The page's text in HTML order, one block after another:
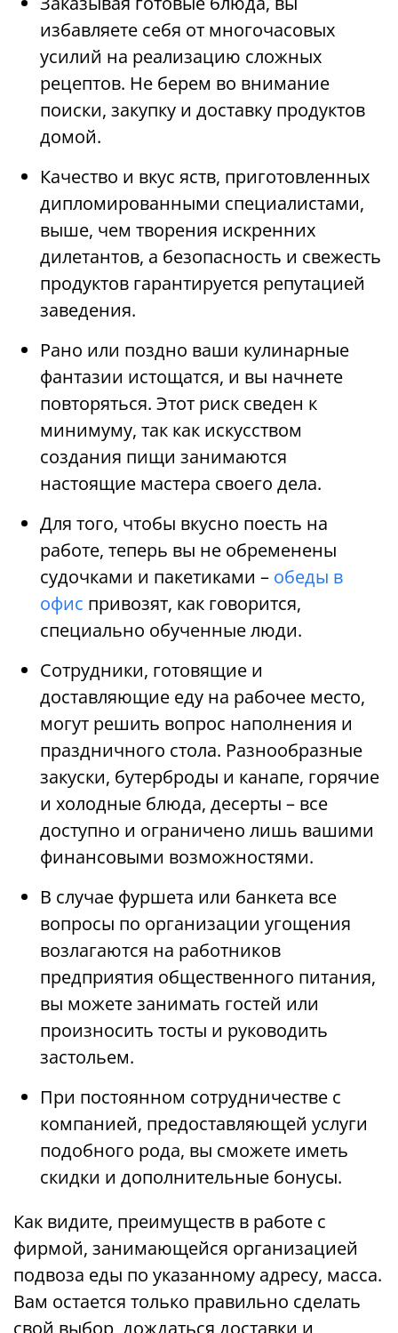
избавляете себя от многочасовых
усилий на реализацию сложных
рецептов. Не берем во внимание
поиски, закупку и доставку продуктов
домой.
Качество и вкус яств, приготовленных
дипломированными специалистами,
выше, чем творения искренних
дилетантов, а безопасность и свежесть
продуктов гарантируется репутацией
заведения.
Рано или поздно ваши кулинарные
фантазии истощатся, и вы начнете
повторяться. Этот риск сведен к
минимуму, так как искусством
создания пищи занимаются
настоящие мастера своего дела.
Для того, чтобы вкусно поесть на
работе, теперь вы не обременены
судочками и пакетиками – обеды в
офис привозят, как говорится,
специально обученные люди.
Сотрудники, готовящие и
доставляющие еду на рабочее место,
могут решить вопрос наполнения и
праздничного стола. Разнообразные
закуски, бутерброды и канапе, горячие
и холодные блюда, десерты – все
доступно и ограничено лишь вашими
финансовыми возможностями.
В случае фуршета или банкета все
вопросы по организации угощения
возлагаются на работников
предприятия общественного питания,
вы можете занимать гостей или
произносить тосты и руководить
застольем.
При постоянном сотрудничестве с
компанией, предоставляющей услуги
подобного рода, вы сможете иметь
скидки и дополнительные бонусы.
Как видите, преимуществ в работе с
фирмой, занимающейся организацией
подвоза еды по указанному адресу, масса.
Вам остается только правильно сделать
свой выбор, дождаться доставки и